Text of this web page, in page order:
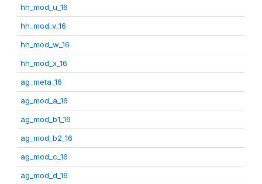
hh_mod_u_16
hh_mod_v_16
hh_mod_w_16
hh_mod_x_16
ag_meta_16
ag_mod_a_16
ag_mod_b1_16
ag_mod_b2_16
ag_mod_c_16
ag_mod_d_16